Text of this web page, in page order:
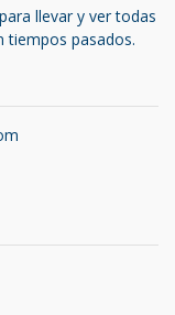
llevar y ver todas
tiempos pasados.